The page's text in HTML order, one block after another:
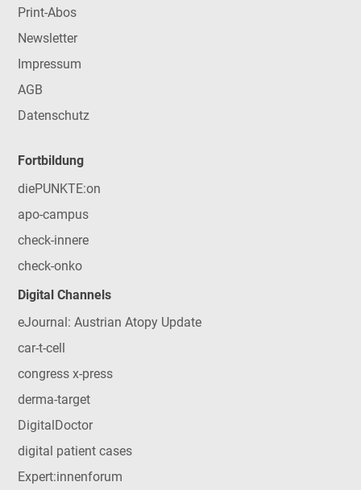
Print-Abos
Newsletter
Impressum
AGB
Datenschutz
Fortbildung
diePUNKTE:on
apo-campus
check-innere
check-onko
Digital Channels
eJournal: Austrian Atopy Update
car-t-cell
congress x-press
derma-target
DigitalDoctor
digital patient cases
Expert:innenforum